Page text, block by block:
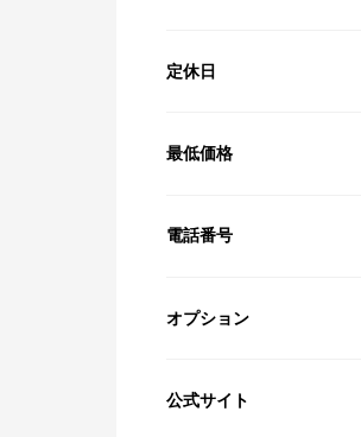
定休日
最低価格
電話番号
オプション
公式サイト